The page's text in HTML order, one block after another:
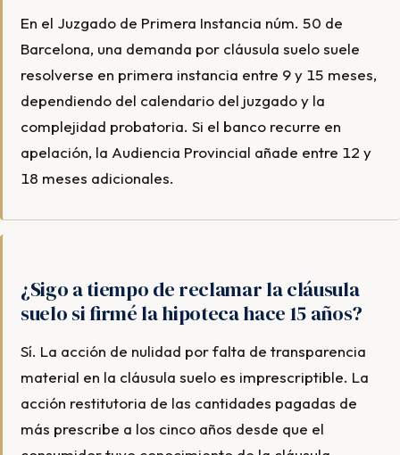
En el Juzgado de Primera Instancia núm. 50 de
Barcelona, una demanda por cláusula suelo suele
resolverse en primera instancia entre 9 y 15 meses,
dependiendo del calendario del juzgado y la
complejidad probatoria. Si el banco recurre en
apelación, la Audiencia Provincial añade entre 12 y
18 meses adicionales.
¿Sigo a tiempo de reclamar la cláusula
suelo si firmé la hipoteca hace 15 años?
Sí. La acción de nulidad por falta de transparencia
material en la cláusula suelo es imprescriptible. La
acción restitutoria de las cantidades pagadas de
más prescribe a los cinco años desde que el